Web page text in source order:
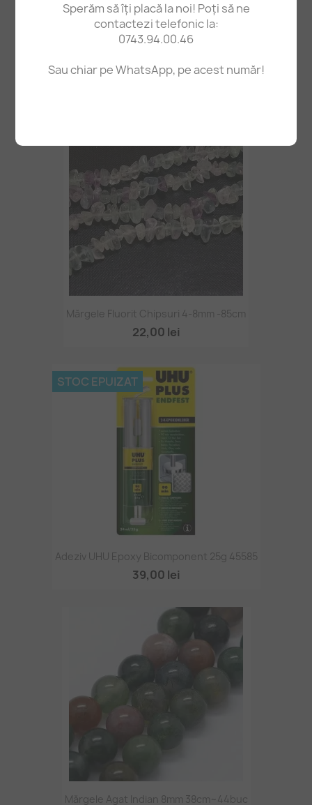
Sperăm să îți placă la noi! Poți să ne
contactezi telefonic la:
0743.94.00.46
Sau chiar pe WhatsApp, pe acest număr!
Snur Nylon Shamballa 1mm -24m
Mărgele Fluorit Chipsuri 4-8mm -85cm
22,00 lei
Adeziv UHU Epoxy Bicomponent 25g 45585
39,00 lei
STOC EPUIZAT
Mărgele Agat Indian 8mm 38cm~44buc